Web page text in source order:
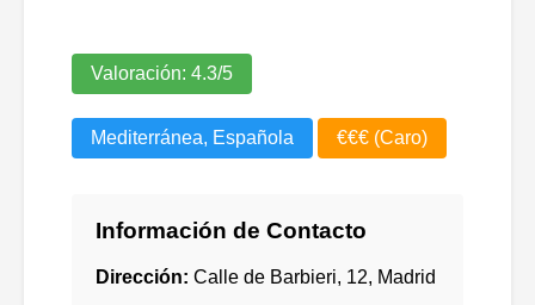
Valoración: 4.3/5
Mediterránea, Española €€€ (Caro)
Información de Contacto
Dirección: Calle de Barbieri, 12, Madrid